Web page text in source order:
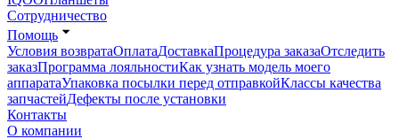
Сотрудничество
Помощь
Условия возвратаОплатаДоставкаПроцедура заказаОтследить
заказПрограмма лояльностиКак узнать модель моего
аппаратаУпаковка посылки перед отправкойКлассы качества
запчастейДефекты после установки
Контакты
О компании